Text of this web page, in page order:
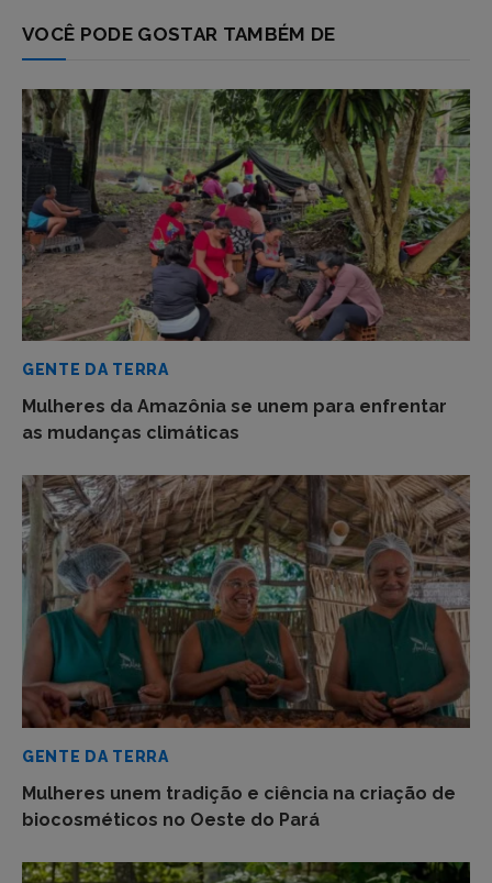
VOCÊ PODE GOSTAR TAMBÉM DE
GENTE DA TERRA
Mulheres da Amazônia se unem para enfrentar
as mudanças climáticas
GENTE DA TERRA
Mulheres unem tradição e ciência na criação de
biocosméticos no Oeste do Pará